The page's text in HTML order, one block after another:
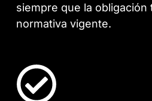
siempre que la obligación
normativa vigente.